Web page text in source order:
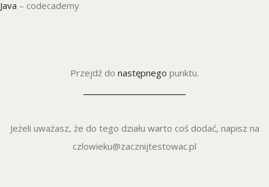
Java – codecademy
Przejdź do następnego punktu.
Jeżeli uważasz, że do tego działu warto coś dodać, napisz na
czlowieku@zacznijtestowac.pl